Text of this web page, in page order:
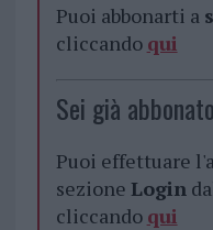
Puoi abbonarti a
cliccando qui
Sei già
Puoi effettuare
sezione Login
cliccando qui